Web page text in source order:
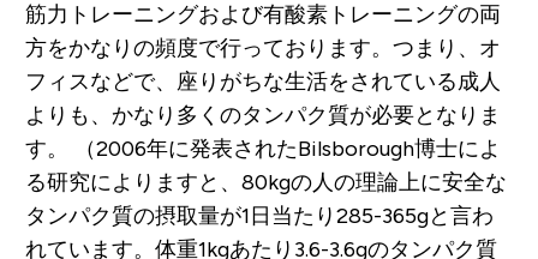
筋力トレーニングおよび有酸素トレーニングの両
方をかなりの頻度で行っております。つまり、オ
フィスなどで、座りがちな生活をされている成人
よりも、かなり多くのタンパク質が必要となりま
す。
（2006年に発表されたBilsborough博士によ
る研究によりますと、80kgの人の理論上に安全な
タンパク質の摂取量が1日当たり285-365gと言わ
れています。体重1kgあたり3.6-3.6gのタンパク質